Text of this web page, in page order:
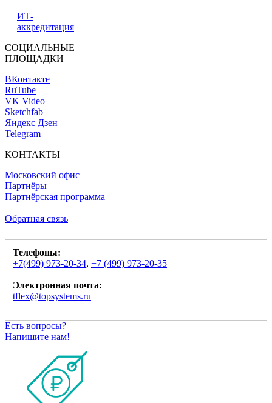
ИТ-
аккредитация
СОЦИАЛЬНЫЕ
ПЛОЩАДКИ
ВКонтакте
RuTube
VK Video
Sketchfab
Яндекс Дзен
Telegram
КОНТАКТЫ
Московский офис
Партнёры
Партнёрская программа
Обратная связь
Телефоны:
+7(499) 973-20-34, +7 (499) 973-20-35
Электронная почта:
tflex@topsystems.ru
Есть вопросы?
Напишите нам!